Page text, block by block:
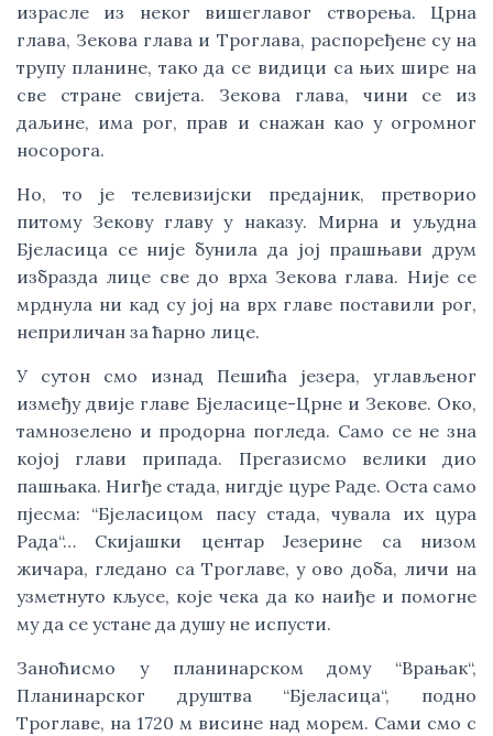
израсле из неког вишеглавог створења. Црна
глава, Зекова глава и Троглава, распоређене су на
трупу планине, тако да се видици са њих шире на
све стране свијета. Зекова глава, чини се из
даљине, има рог, прав и снажан као у огромног
носорога.
Но, то је телевизијски предајник, претворио
питому Зекову главу у наказу. Мирна и уљудна
Бјеласица се није бунила да јој прашњави друм
избразда лице све до врха Зекова глава. Није се
мрднула ни кад су јој на врх главе поставили рог,
неприличан за ћарно лице.
У сутон смо изнад Пешића језера, углављеног
између двије главе Бјеласице-Црне и Зекове. Око,
тамнозелено и продорна погледа. Само се не зна
којој глави припада. Прегазисмо велики дио
пашњака. Нигђе стада, нигдје цуре Раде. Оста само
пјесма: “Бјеласицом пасу стада, чувала их цура
Рада“… Скијашки центар Језерине са низом
жичара, гледано са Троглаве, у ово доба, личи на
узметнуто кљусе, које чека да ко наиђе и помогне
му да се устане да душу не испусти.
Заноћисмо у планинарском дому “Врањак“,
Планинарског друштва “Бјеласица“, подно
Троглаве, на 1720 м висине над морем. Сами смо с